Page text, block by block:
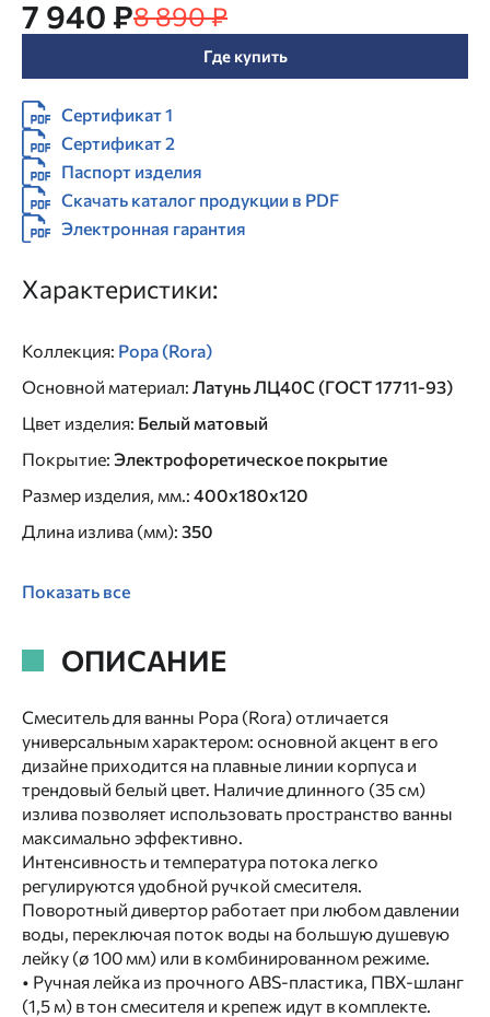
7 940 ₽8 890 ₽
Где купить
Сертификат 1
Сертификат 2
Паспорт изделия
Скачать каталог продукции в PDF
Электронная гарантия
Характеристики:
Коллекция: Рора (Rora)
Основной материал: Латунь ЛЦ40C (ГОСТ 17711-93)
Цвет изделия: Белый матовый
Покрытие: Электрофоретическое покрытие
Размер изделия, мм.: 400x180x120
Длина излива (мм): 350
Показать все
ОПИСАНИЕ
Смеситель для ванны Рора (Rora) отличается
универсальным характером: основной акцент в его
дизайне приходится на плавные линии корпуса и
трендовый белый цвет. Наличие длинного (35 см)
излива позволяет использовать пространство ванны
максимально эффективно.
Интенсивность и температура потока легко
регулируются удобной ручкой смесителя.
Поворотный дивертор работает при любом давлении
воды, переключая поток воды на большую душевую
лейку (ø 100 мм) или в комбинированном режиме.
• Ручная лейка из прочного ABS-пластика, ПВХ-шланг
(1,5 м) в тон смесителя и крепеж идут в комплекте.